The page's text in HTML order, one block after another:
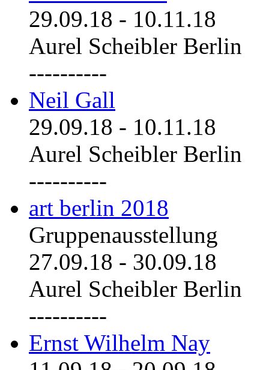
29.09.18 - 10.11.18
Aurel Scheibler Berlin
----------
Neil Gall
29.09.18 - 10.11.18
Aurel Scheibler Berlin
----------
art berlin 2018
Gruppenausstellung
27.09.18 - 30.09.18
Aurel Scheibler Berlin
----------
Ernst Wilhelm Nay